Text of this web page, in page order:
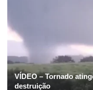
VÍDEO – Tornado
destruição